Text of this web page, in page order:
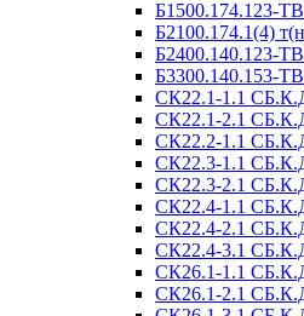
Б1500.174.123-
Б2100.174.1(4)
Б2400.140.123-
Б3300.140.153-
СК22.1-1.1
СК22.1-2.1
СК22.2-1.1
СК22.3-1.1
СК22.3-2.1
СК22.4-1.1
СК22.4-2.1
СК22.4-3.1
СК26.1-1.1
СК26.1-2.1